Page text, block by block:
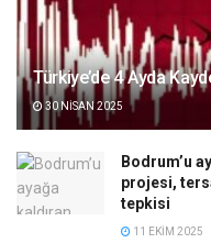
Türkiye’de 4 Ayda
30 NISAN 2025
Bodrum’u
projesi,
tepkisi
11 EKIM 2025